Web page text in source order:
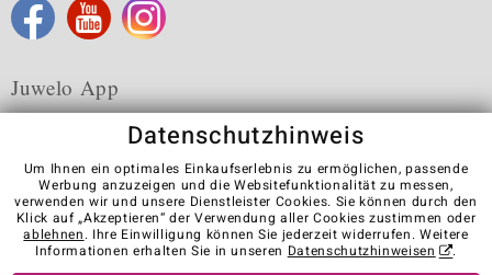
Juwelo App
Karriere AGB Datenschutz Cookies
Impressum
Kontakt
Vertrag widerrufen
Visit our stores in other countries:
Datenschutzhinweis
Um Ihnen ein optimales Einkaufserlebnis zu ermöglichen, passende
Werbung anzuzeigen und die Websitefunktionalität zu messen,
verwenden wir und unsere Dienstleister Cookies. Sie können durch den
Klick auf „Akzeptieren“ der Verwendung aller Cookies zustimmen oder
ablehnen. Ihre Einwilligung können Sie jederzeit widerrufen. Weitere
Informationen erhalten Sie in unseren Datenschutzhinweisen .